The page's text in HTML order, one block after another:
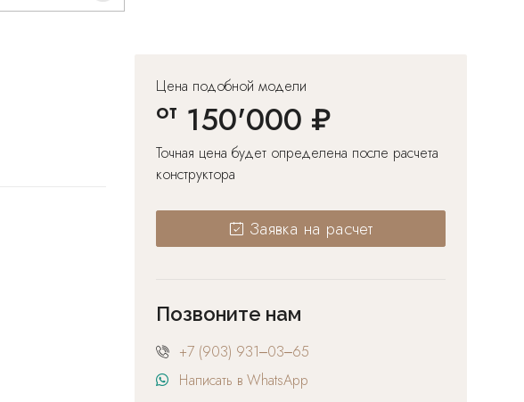
Цена подобной модели
от 150'000 ₽
Точная цена будет определена после расчета
конструктора
Заявка на расчет
Позвоните нам
+7 (903) 931‒03‒65
Написать в WhatsApp